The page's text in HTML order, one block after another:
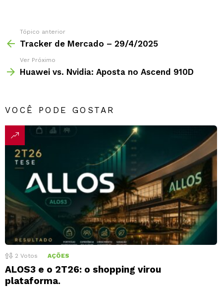
Tópico anterior
Tracker de Mercado – 29/4/2025
Ver Próximo
Huawei vs. Nvidia: Aposta no Ascend 910D
VOCÊ PODE GOSTAR
2 Votos AÇÕES
ALOS3 e o 2T26: o shopping virou
plataforma.